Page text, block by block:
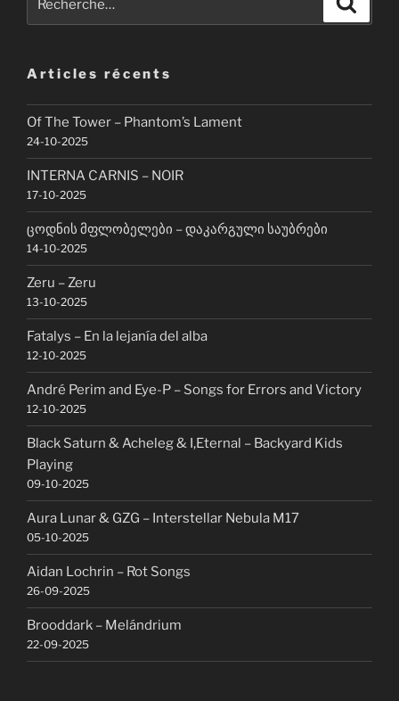
pour
Articles récents
Of The Tower – Phantom’s Lament
24-10-2025
INTERNA CARNIS – NOIR
17-10-2025
ცოდნის მფლობელები – დაკარგული საუბრები
14-10-2025
Zeru – Zeru
13-10-2025
Fatalys – En la lejanía del alba
12-10-2025
André Perim and Eye-P – Songs for Errors and Victory
12-10-2025
Black Saturn & Acheleg & I,Eternal – Backyard Kids
Playing
09-10-2025
Aura Lunar & GZG – Interstellar Nebula M17
05-10-2025
Aidan Lochrin – Rot Songs
26-09-2025
Brooddark – Melándrium
22-09-2025